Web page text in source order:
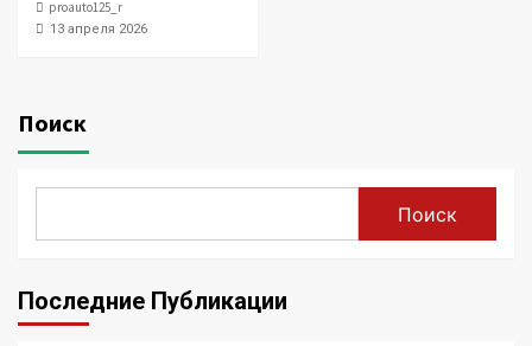
proauto125_r
13 апреля 2026
Поиск
Поиск
Последние Публикации